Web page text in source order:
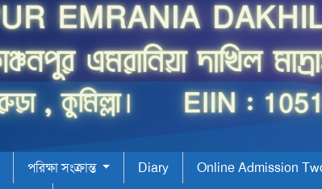
পরিক্ষা সংক্রান্ত Diary
Online Admission